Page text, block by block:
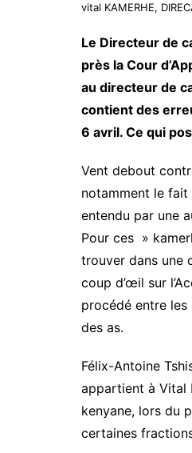
vital KAMERHE,
Le Directeur de
près la Cour
au directeur de
contient des
6 avril. Ce qui
Vent debout
notamment le
entendu par une
Pour ces »
trouver dans une
coup d’œil sur
procédé entre
des as.
Félix-Antoine
appartient à Vital
kenyane, lors du
certaines